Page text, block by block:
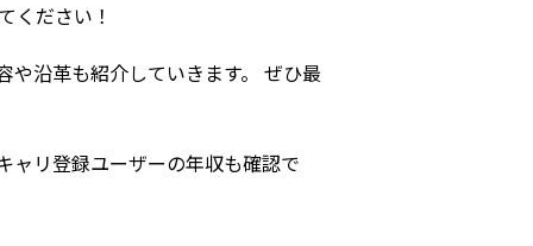
ください！
沿革も紹介していきます。 ぜひ最
ャリ登録ユーザーの年収も確認で